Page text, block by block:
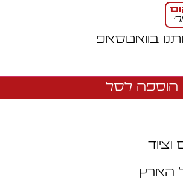
בוואטסאפ
הוספה לסל
הארץ